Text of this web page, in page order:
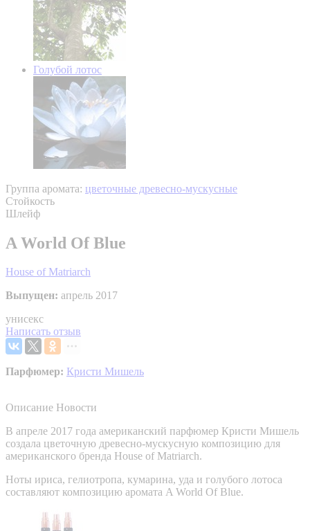
Голубой лотос
Группа аромата: цветочные древесно-мускусные
Стойкость
Шлейф
A World Of Blue
House of Matriarch
Выпущен: апрель 2017
унисекс
Написать отзыв
Парфюмер: Кристи Мишель
Описание Новости
В апреле 2017 года американский парфюмер Кристи Мишель
создала цветочную древесно-мускусную композицию для
американского бренда House of Matriarch.
Ноты ириса, гелиотропа, кумарина, уда и голубого лотоса
составляют композицию аромата A World Of Blue.